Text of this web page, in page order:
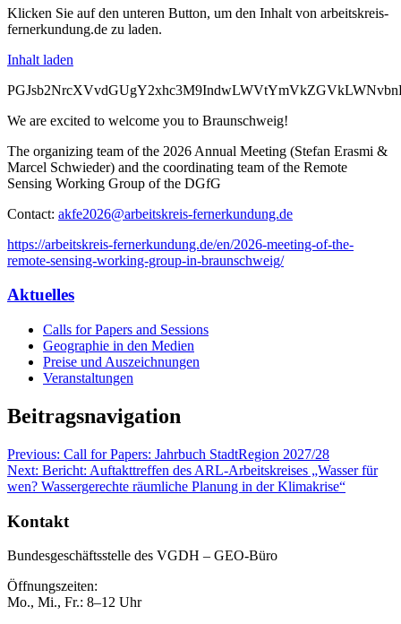
Klicken Sie auf den unteren Button, um den Inhalt von arbeitskreis-
fernerkundung.de zu laden.
Inhalt laden
We are excited to welcome you to Braunschweig!
The organizing team of the 2026 Annual Meeting (Stefan Erasmi &
Marcel Schwieder) and the coordinating team of the Remote
Sensing Working Group of the DGfG
Contact: akfe2026@arbeitskreis-fernerkundung.de
https://arbeitskreis-fernerkundung.de/en/2026-meeting-of-the-
remote-sensing-working-group-in-braunschweig/
Aktuelles
Calls for Papers and Sessions
Geographie in den Medien
Preise und Auszeichnungen
Veranstaltungen
Beitragsnavigation
Previous: Call for Papers: Jahrbuch StadtRegion 2027/28
Next: Bericht: Auftakttreffen des ARL-Arbeitskreises „Wasser für
wen? Wassergerechte räumliche Planung in der Klimakrise“
Kontakt
Bundesgeschäftsstelle des VGDH – GEO-Büro
Öffnungszeiten:
Mo., Mi., Fr.: 8–12 Uhr